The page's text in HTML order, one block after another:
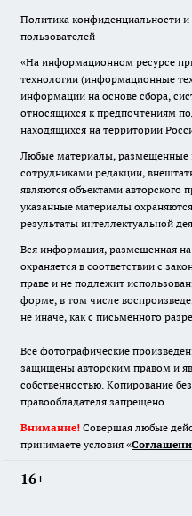
Политика конфиденциальности
пользователей
«На информационном ресурсе
технологии (информационные
информации на основе сбора,
относящихся к предпочтениям
находящихся на территории
Любые материалы, размещенные
сотрудниками редакции,
являются объектами авторского
указанные материалы
результаты интеллектуальной
Вся информация, размещенная на
охраняется в соответствии с
праве и не подлежит
форме, в том числе
не иначе, как с письменного
Все фотографические
защищены авторским правом и
собственностью. Копирование
правообладателя запрещено.
Внимание! Совершая любые
принимаете условия «
16+